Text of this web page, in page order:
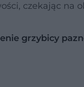
czekając na
grzybicy